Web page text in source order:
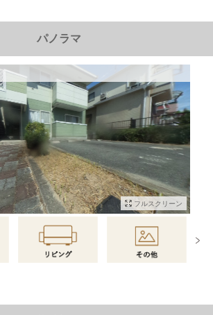
パノラマ
フルスクリーン